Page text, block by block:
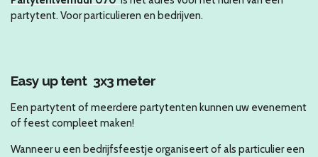
partytent. Voor particulieren en bedrijven.
Easy up tent 3x3 meter
Een partytent of meerdere partytenten kunnen uw evenement
of feest compleet maken!
Wanneer u een bedrijfsfeestje organiseert of als particulier een